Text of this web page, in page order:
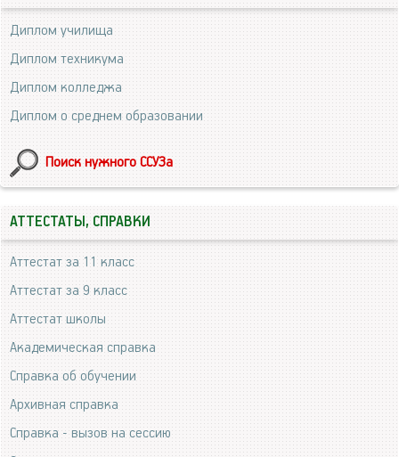
Диплом училища
Диплом техникума
Диплом колледжа
Диплом о среднем образовании
Поиск нужного ССУЗа
АТТЕСТАТЫ, СПРАВКИ
Аттестат за 11 класс
Аттестат за 9 класс
Аттестат школы
Академическая справка
Справка об обучении
Архивная справка
Справка - вызов на сессию